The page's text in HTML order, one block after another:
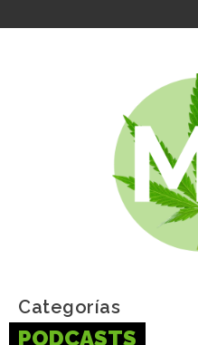
Categorías
PODCASTS